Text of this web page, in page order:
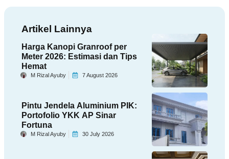
Artikel Lainnya
Harga Kanopi Granroof per
Meter 2026: Estimasi dan Tips
Hemat
M Rizal Ayuby 7 August 2026
Pintu Jendela Aluminium PIK:
Portofolio YKK AP Sinar
Fortuna
M Rizal Ayuby 30 July 2026